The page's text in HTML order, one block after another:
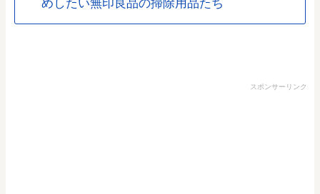
めしたい無印良品の掃除用品たち
スポンサーリンク